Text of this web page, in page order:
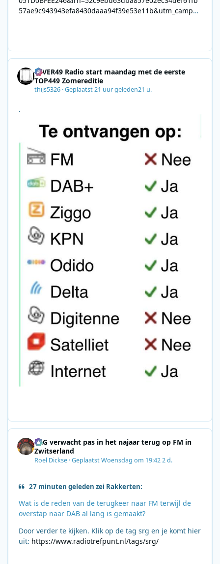
57ae9c943943efa8430daaa94f39e53e11b&utm_campai
8F09201A140D&utm_source=SmartBrief
4EVER49 Radio start maandag met de eerste
TOP449 Zomereditie
thijs5326 ·Geplaatst21 uur geleden21 u.
.
SRG verwacht pas in het najaar terug op FM in
Zwitserland
Roel Dickse ·GeplaatstWoensdag om 19:422 d.
27 minuten geleden zei Rakkerten:
Wat is de reden van de terugkeer naar FM terwijl de
overstap naar DAB al lang is gemaakt?
Door verder te kijken. Klik op de tag srg en je komt hier
uit: https://www.radiotrefpunt.nl/tags/srg/